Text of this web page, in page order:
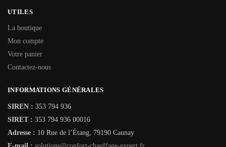
UTILES
La boutique
Mon compte
Votre panier
Contactez-nous
INFORMATIONS GÉNÉRALES
SIREN : 353 794 936
SIRET : 353 794 936 00016
Adresse : 10 Rue de l’Étang, 79190 Caunay